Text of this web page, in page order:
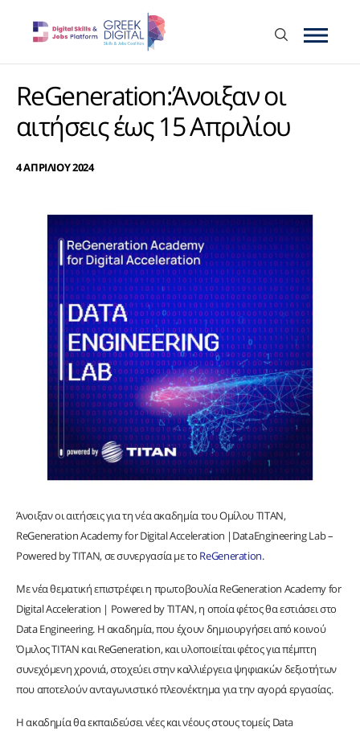
ReGeneration:Άνοιξαν οι
αιτήσεις έως 15 Απριλίου
4 ΑΠΡΙΛΙΟΥ 2024
Άνοιξαν οι αιτήσεις για τη νέα ακαδημία του Ομίλου ΤΙΤΑΝ,
ReGeneration Academy for Digital Acceleration |DataEngineering Lab –
Powered by TITAN, σε συνεργασία με το ReGeneration.
Με νέα θεματική επιστρέφει η πρωτοβουλία ReGeneration Academy for
Digital Acceleration | Powered by TITAN, η οποία φέτος θα εστιάσει στο
Data Engineering. Η ακαδημία, που έχουν δημιουργήσει από κοινού
Όμιλος ΤΙΤΑΝ και ReGeneration, και υλοποιείται φέτος για πέμπτη
συνεχόμενη χρονιά, στοχεύει στην καλλιέργεια ψηφιακών δεξιοτήτων
που αποτελούν ανταγωνιστικό πλεονέκτημα για την αγορά εργασίας.
Η ακαδημία θα εκπαιδεύσει νέες και νέους στους τομείς Data